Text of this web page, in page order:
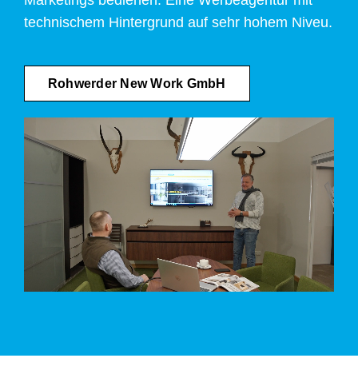
technischem Hintergrund auf sehr hohem Niveu.
Rohwerder New Work GmbH